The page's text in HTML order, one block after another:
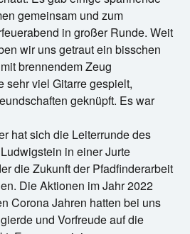
gemeinsam und zum
in großer Runde. Weit
wir uns getraut ein bisschen
brennendem Zeug
sehr viel Gitarre gespielt,
geknüpft. Es war
hat sich die Leiterrunde des
in einer Jurte
die Zukunft der Pfadfinderarbeit
Die Aktionen im Jahr 2022
Corona Jahren hatten bei uns
und Vorfreude auf die